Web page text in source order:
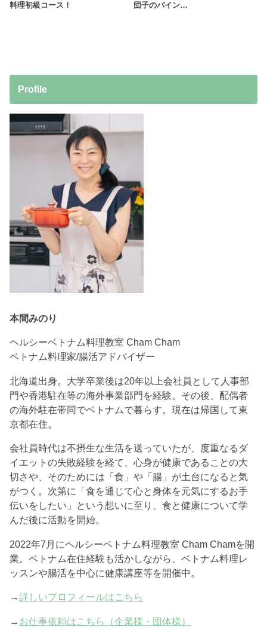
料理初級コース！ 団子のバイン…
Profile
本間みのり
ヘルシーベトナム料理教室 Cham Cham
ベトナム料理家/腸活アドバイザー
北海道出身。大学卒業後は20年以上会社員として人事部
門や香港駐在等の海外事業部門を経験。その後、配偶者
の海外駐在帯同でベトナムで暮らす。現在は帰国して東
京都在住。
会社員時代は不摂生な生活を送っていたが、度重なるダ
イエットの失敗経験を経て、心身が健康であることの大
切さや、そのためには「食」や「腸」が土台になると気
がつく。次第に「食を通じて心と身体を元気にするお手
伝いをしたい」という想いに至り、食と健康について学
んだ後に活動を開始。
2022年7月にヘルシーベトナム料理教室 Cham Chamを開
業。ベトナム在住経験も活かしながら、ベトナム料理レ
ッスンや腸活を中心に健康講座等を開催中。
→詳しいプロフィールはこちら
→ お仕事依頼はこちら（企業様・団体様）